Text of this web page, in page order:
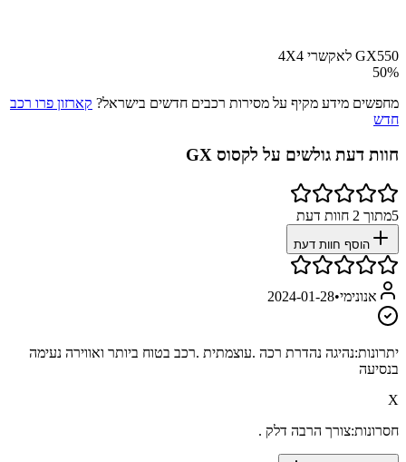
GX550 לאקשרי 4X4
50%
מחפשים מידע מקיף על מסירות רכבים חדשים בישראל? קארזון פרו רכב
חדש
חוות דעת גולשים על לקסוס GX
5מתוך 2 חוות דעת
הוסף חוות דעת
אנונימי•
2024-01-28
יתרונות:נהיגה נהדרת רכה .עוצמתית .רכב בטוח ביותר ואווירה נעימה
בנסיעה
X
חסרונות:צורך הרבה דלק .